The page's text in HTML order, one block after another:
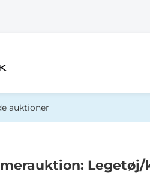
auktioner
Legetøj/